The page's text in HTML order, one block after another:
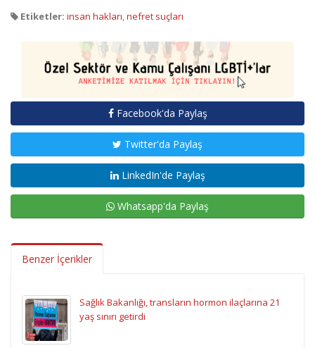
Etiketler: insan hakları nefret suçları
Facebook'da Paylaş
Twitter'da Paylaş
LinkedIn'de Paylaş
Whatsapp'da Paylaş
Benzer İçerikler
Sağlık Bakanlığı, transların hormon ilaçlarına 21
yaş sınırı getirdi